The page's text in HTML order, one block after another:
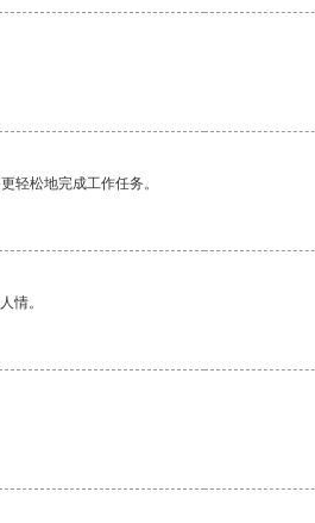
轻松地完成工作任务。
情。